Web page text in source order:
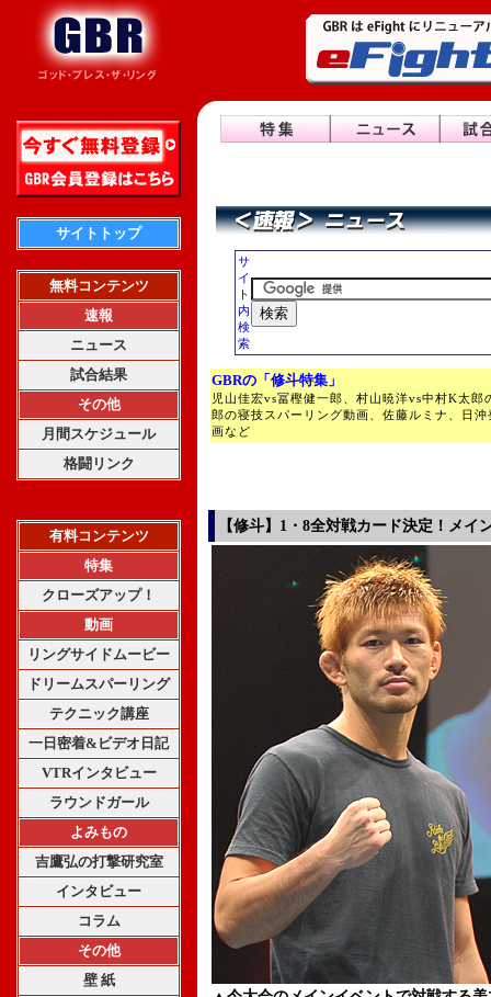
サイトトップ
無料コンテンツ
速報
ニュース
試合結果
その他
月間スケジュール
格闘リンク
有料コンテンツ
特集
クローズアップ！
動画
リングサイドムービー
ドリームスパーリング
テクニック講座
一日密着&ビデオ日記
VTRインタビュー
ラウンドガール
よみもの
吉鷹弘の打撃研究室
インタビュー
コラム
その他
壁 紙
サ
イ
ト
内
検
索
GBRの「修斗特集」
児山佳宏vs冨樫健一郎、村山暁洋vs中村K太
郎の寝技スパーリング動画、佐藤ルミナ、日
画など
【修斗】1・8全対戦カード決定！メイ